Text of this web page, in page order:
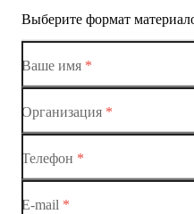
Коммутаторы
Коммутатор
Выберите формат
Ethernet-коммутаторы
Ваше имя *
Организация *
Телефон *
E-mail *